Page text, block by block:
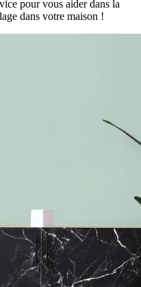
pour vous aider dans la
dans votre maison !